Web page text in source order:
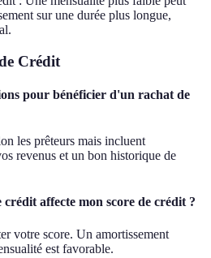
sur une durée plus longue,
Crédit
pour bénéficier d'un rachat de
les prêteurs mais incluent
revenus et un bon historique de
affecte mon score de crédit ?
votre score. Un amortissement
est favorable.